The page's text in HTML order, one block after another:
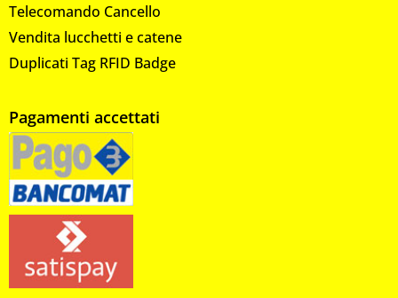
Telecomando Cancello
Vendita lucchetti e catene
Duplicati Tag RFID Badge
Pagamenti accettati